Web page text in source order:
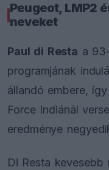
Peugeot, LMP2
neveket
Paul di Resta a
programjának
állandó embere,
Force Indiánál
eredménye
Di Resta